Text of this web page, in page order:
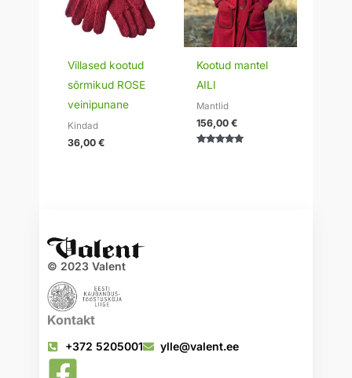
Villased kootud
sõrmikud ROSE
veinipunane
Kindad
36,00€
Kootud mantel
AILI
Mantlid
156,00€
© 2023 Valent
Kontakt
+372 5205001 ylle@valent.ee